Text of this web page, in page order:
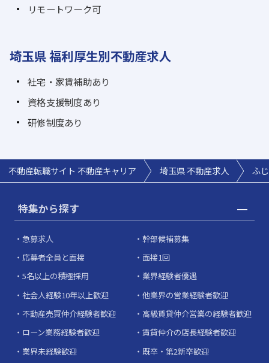
リモートワーク可
埼玉県 福利厚生別不動産求人
社宅・家賃補助あり
資格支援制度あり
研修制度あり
不動産転職サイト 不動産キャリア 埼玉県 不動産求人 ふ
特集から探す
急募求人
幹部候補募集
応募者全員と面接
面接1回
5名以上の積極採用
業界経験者優遇
社会人経験10年以上歓迎
他業界の営業経験者歓迎
不動産売買仲介経験者歓迎
高級賃貸仲介営業の経験者歓迎
ローン業務経験者歓迎
賃貸仲介の店長経験者歓迎
業界未経験歓迎
既卒・第2新卒歓迎